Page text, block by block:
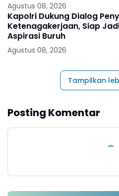
Agustus 08, 2026
Kapolri Dukung Dialog
Ketenagakerjaan, Siap
Aspirasi Buruh
Agustus 08, 2026
Tampilkan
Posting Komentar